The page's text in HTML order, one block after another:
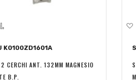
confronto
K0100ZD1601A
CERCHI ANT. 132MM MAGNESIO
B.P.